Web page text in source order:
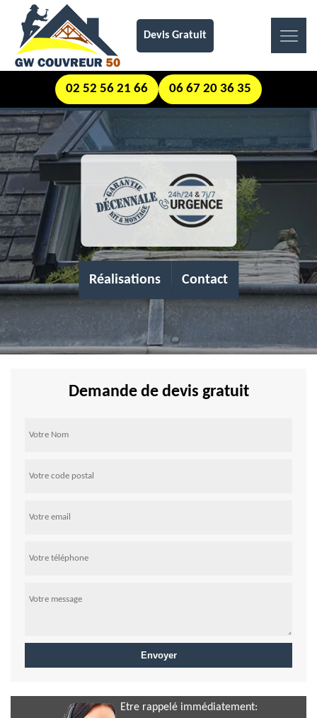
Devis Gratuit
02 52 56 21 66 06 67 20 36 35
Réalisations Contact
Demande de devis gratuit
Etre rappelé immédiatement: